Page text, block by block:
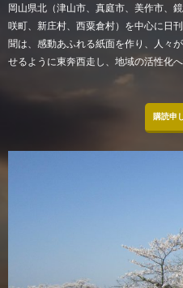
岡山県北（津山市、真庭市、美作市、
咲町、新庄村、西粟倉村）を中心に日
聞は、感動あふれる紙面を作り、人々
せるように東奔西走し、地域の活性化
購読申